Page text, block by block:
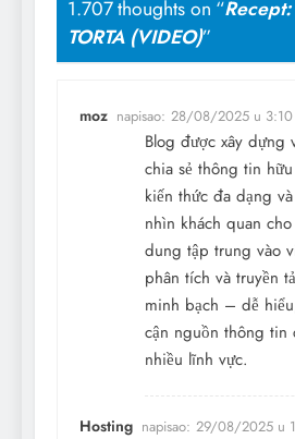
1.707 thoughts on “
TORTA (VIDEO)”
moz napisao: 28/08/2025 u 3:10
Blog được xây dựng
chia sẻ thông tin
kiến thức đa dạng
nhìn khách quan
dung tập trung vào
phân tích và truyền
minh bạch – dễ
cận nguồn thông tin
nhiều lĩnh vực.
Hosting napisao: 29/08/2025 u